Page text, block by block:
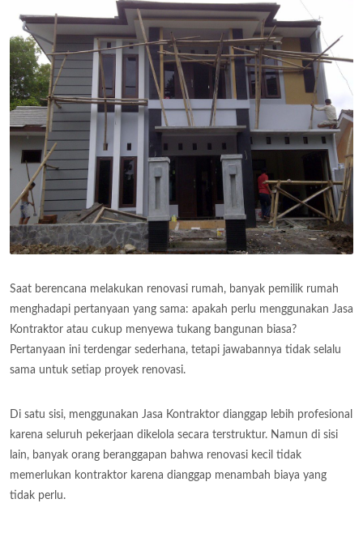
Saat berencana melakukan renovasi rumah, banyak pemilik rumah
menghadapi pertanyaan yang sama: apakah perlu menggunakan Jasa
Kontraktor atau cukup menyewa tukang bangunan biasa?
Pertanyaan ini terdengar sederhana, tetapi jawabannya tidak selalu
sama untuk setiap proyek renovasi.
Di satu sisi, menggunakan Jasa Kontraktor dianggap lebih profesional
karena seluruh pekerjaan dikelola secara terstruktur. Namun di sisi
lain, banyak orang beranggapan bahwa renovasi kecil tidak
memerlukan kontraktor karena dianggap menambah biaya yang
tidak perlu.